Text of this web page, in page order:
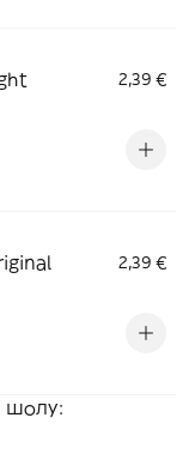
2,39 €
2,39 €
шолу: